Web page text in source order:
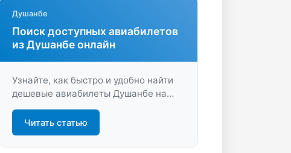
Душанбе
Поиск доступных авиабилетов
из Душанбе онлайн
Узнайте, как быстро и удобно найти
дешевые авиабилеты Душанбе на
популярные направления. Советы по
выгодной покупке и сравнение цен
ждут вас на нашем сервисе –
Читать статью